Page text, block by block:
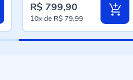
R$ 799,90
10xde R$ 79,99